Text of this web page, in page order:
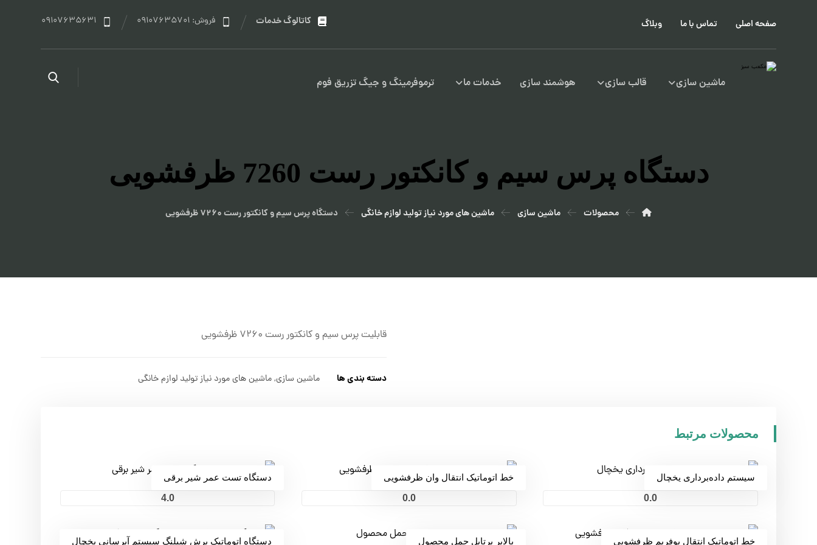
صفحه اصلی تماس با ما وبلاگ 09107635631 فروش: 09107635701 کاتالوگ خدمات
ماشین سازی قالب سازی هوشمند سازی خدمات ما ترموفرمینگ و جیگ تزریق فوم
دستگاه پرس سیم و کانکتور رست 7260 ظرفشویی
محصولات ماشین سازی ماشین های مورد نیاز تولید لوازم خانگی دستگاه پرس سیم و کانکتور رست 7260 ظرفشویی
قابلیت پرس سیم و کانکتور رست 7260 ظرفشویی
دسته بندی ها ماشین سازی,ماشین های مورد نیاز تولید لوازم خانگی
محصولات مرتبط
سیستم داده‌برداری یخچال
0.0
خط اتوماتیک انتقال وان ظرفشویی
0.0
دستگاه تست عمر شیر برقی
4.0
خط اتوماتیک انتقال یوفریم ظرفشویی بالابر پرتابل حمل محصول دستگاه اتوماتیک برش شیلنگ سیستم آبرسانی یخچال